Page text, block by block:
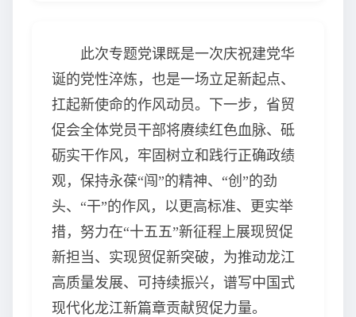
此次专题党课既是一次庆祝建党华
诞的党性淬炼，也是一场立足新起点、
扛起新使命的作风动员。下一步，省贸
促会全体党员干部将赓续红色血脉、砥
砺实干作风，牢固树立和践行正确政绩
观，保持永葆“闯”的精神、“创”的劲
头、“干”的作风，以更高标准、更实举
措，努力在“十五五”新征程上展现贸促
新担当、实现贸促新突破，为推动龙江
高质量发展、可持续振兴，谱写中国式
现代化龙江新篇章贡献贸促力量。